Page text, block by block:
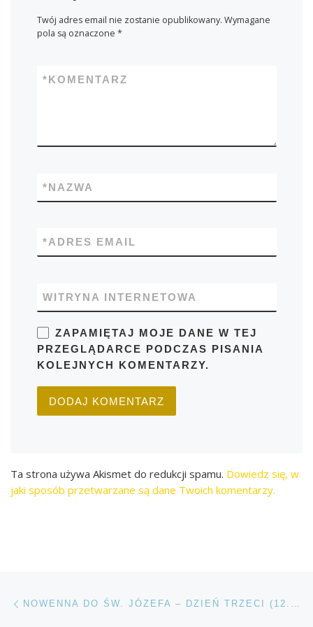
Twój adres email nie zostanie opublikowany. Wymagane
pola są oznaczone *
KOMENTARZ
*
NAZWA
*
ADRES EMAIL
*
WITRYNA INTERNETOWA
ZAPAMIĘTAJ MOJE DANE W TEJ
PRZEGLĄDARCE PODCZAS PISANIA
KOLEJNYCH KOMENTARZY.
Ta strona używa Akismet do redukcji spamu. Dowiedz się, w
jaki sposób przetwarzane są dane Twoich komentarzy.
Przeglądanie Wpisów NOWENNA DO ŚW. JÓZEFA – DZIEŃ TRZECI (12.03)